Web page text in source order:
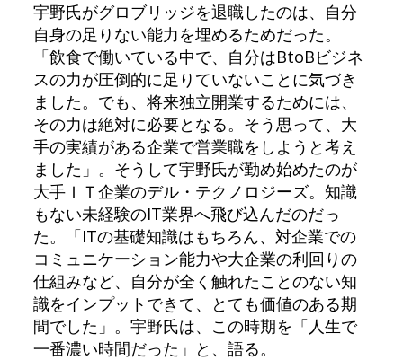
宇野氏がグロブリッジを退職したのは、自分
自身の足りない能力を埋めるためだった。
「飲食で働いている中で、自分はBtoBビジネ
スの力が圧倒的に足りていないことに気づき
ました。でも、将来独立開業するためには、
その力は絶対に必要となる。そう思って、大
手の実績がある企業で営業職をしようと考え
ました」。そうして宇野氏が勤め始めたのが
大手ＩＴ企業のデル・テクノロジーズ。知識
もない未経験のIT業界へ飛び込んだのだっ
た。「ITの基礎知識はもちろん、対企業での
コミュニケーション能力や大企業の利回りの
仕組みなど、自分が全く触れたことのない知
識をインプットできて、とても価値のある期
間でした」。宇野氏は、この時期を「人生で
一番濃い時間だった」と、語る。